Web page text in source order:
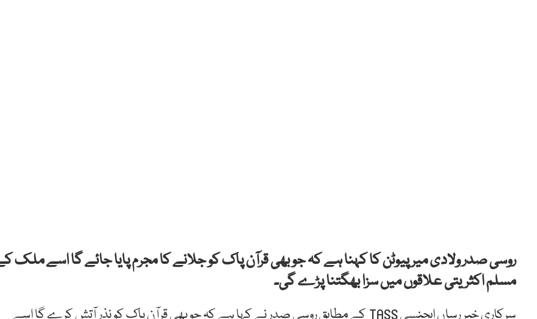
روسی صدر ولادی میر پیوٹن کا کہنا ہے کہ جو بھی قرآن پاک کو جلانے کا مجرم پایا جائے گا اسے ملک
مسلم اکثریتی علاقوں میں سزا بھگتنا پڑے گی۔